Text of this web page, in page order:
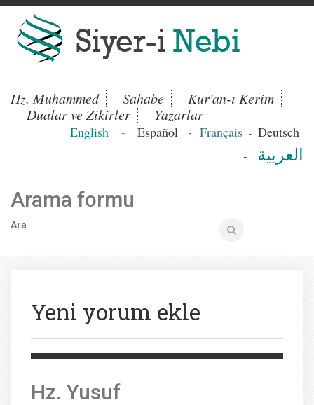
Hz. Muhammed Sahabe
Kur'an-ı Kerim
Dualar ve Zikirler
Yazarlar
English - Español - Français - Deutsch
-
العربية
Arama formu
Ara
Yeni yorum ekle
Hz. Yusuf